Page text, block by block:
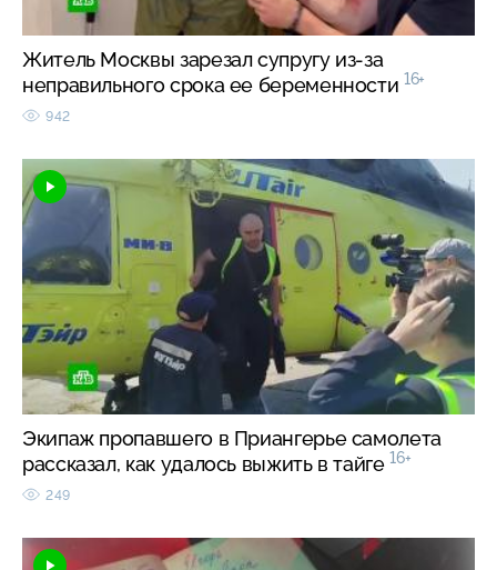
Житель Москвы зарезал супругу из-за
неправильного срока ее беременности 16+
942
Экипаж пропавшего в Приангерье самолета
рассказал, как удалось выжить в тайге 16+
249